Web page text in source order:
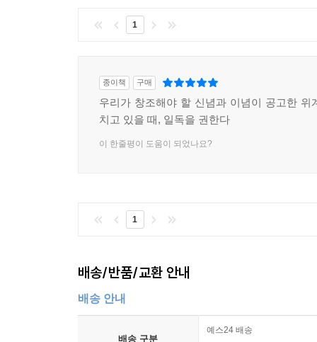
1
종이책 구매
우리가 창조해야 할 신념과 이념이 공고한 위
치고 있을 때, 일독을 권한다
이 한줄평이 도움이 되었나요?
1
배송/반품/교환 안내
배송 안내
배송 구분
예스24 배송